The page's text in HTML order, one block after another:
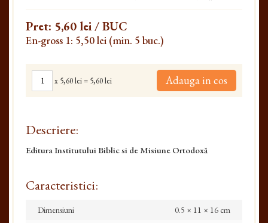
Pret: 5,60 lei/ BUC
En-gross 1: 5,50 lei (min. 5 buc.)
x 5,60 lei= 5,60 lei Adauga in cos
Descriere:
Editura Institutului Biblic si de Misiune Ortodoxă
Caracteristici:
Dimensiuni
0.5 × 11 × 16 cm